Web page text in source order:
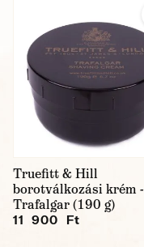
Truefitt & Hill
borotválkozási krém -
Trafalgar (190 g)
11 900 Ft